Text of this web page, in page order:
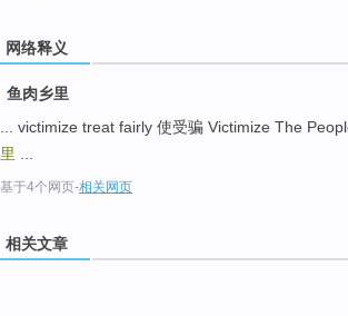
网络释义
鱼肉乡里
... victimize treat fairly 使受骗 Victimize The
里
基于4个网页-相关网页
相关文章